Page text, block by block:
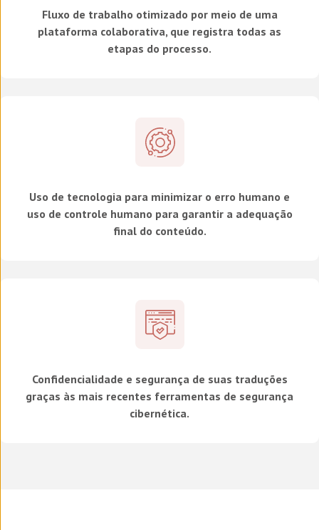
Fluxo de trabalho otimizado por meio de uma
plataforma colaborativa, que registra todas as
etapas do processo.
Uso de tecnologia para minimizar o erro humano e
uso de controle humano para garantir a adequação
final do conteúdo.
Confidencialidade e segurança de suas traduções
graças às mais recentes ferramentas de segurança
cibernética.